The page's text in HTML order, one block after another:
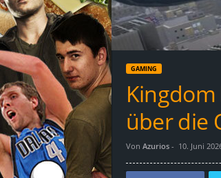
d
e
E
i
n
GAMING
über die
Von Azurios- 10. Juni